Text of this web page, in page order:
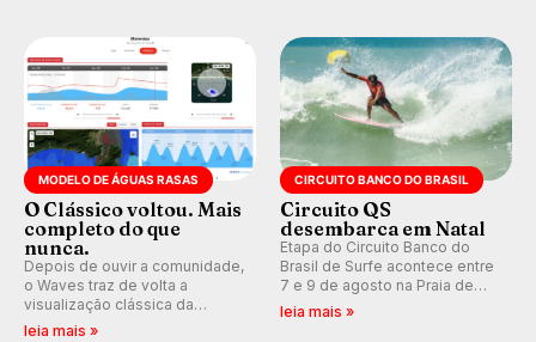
Kelly Slater convidado.
MODELO DE ÁGUAS RASAS
O Clássico voltou. Mais
completo do que
nunca.
Depois de ouvir a comunidade,
o Waves traz de volta a
visualização clássica da
previsão de águas rasas,
leia mais »
CIRCUITO BANCO DO BRASIL
Circuito QS
desembarca em Natal
Etapa do Circuito Banco do
Brasil de Surfe acontece entre
7 e 9 de agosto na Praia de
Miami (RN), em disputas
leia mais »